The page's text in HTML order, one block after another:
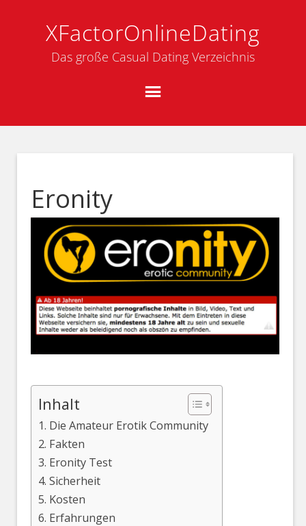
XFactorOnlineDating
Das große Casual Dating Verzeichnis
Eronity
Inhalt
Die Amateur Erotik Community
Fakten
Eronity Test
Sicherheit
Kosten
Erfahrungen